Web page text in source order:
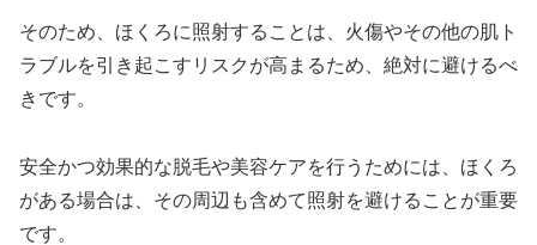
そのため、ほくろに照射することは、火傷やその他の肌ト
ラブルを引き起こすリスクが高まるため、絶対に避けるべ
きです。
安全かつ効果的な脱毛や美容ケアを行うためには、ほくろ
がある場合は、その周辺も含めて照射を避けることが重要
です。